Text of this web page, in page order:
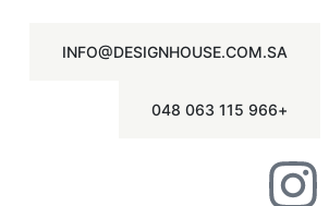
INFO@DESIGNHOUSE.COM.SA
+966 115 063 048